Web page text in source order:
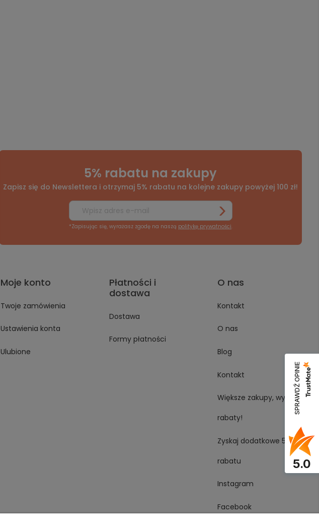
5% rabatu na zakupy
Zapisz się do Newslettera i otrzymaj 5% rabatu na kolejne zakupy powyżej 100 zł!
*Zapisując się, wyrażasz zgodę na naszą politykę prywatności.
Moje konto
Twoje zamówienia
Ustawienia konta
Ulubione
Płatności i
dostawa
Dostawa
Formy płatności
O nas
Kontakt
O nas
Blog
Kontakt
Większe zakupy, wyższe
rabaty!
Zyskaj dodatkowe 5%
rabatu
Instagram
Facebook
SPRAWDŹ OPINIE
5.0